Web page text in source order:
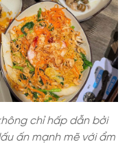
chỉ hấp dẫn bởi
ấn mạnh mẽ với ẩm